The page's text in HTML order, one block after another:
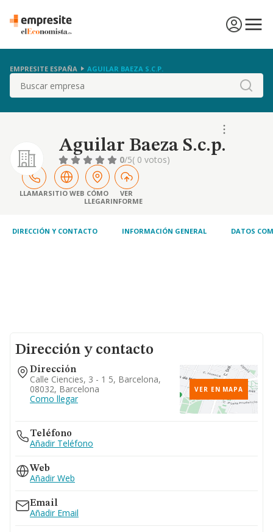
EMPRESITE ESPAÑA AGUILAR BAEZA S.C.P.
Buscar
Aguilar Baeza S.c.p.
0/5( 0 votos)
LLAMARSITIO WEB CÓMO
LLEGAR
VER
INFORME
DIRECCIÓN Y CONTACTO INFORMACIÓN GENERAL DATOS
Dirección y contacto
Dirección
Calle Ciencies, 3 - 1 5, Barcelona,
08032, Barcelona
Como llegar
VER EN MAPA
Teléfono
Añadir Teléfono
Web
Añadir Web
Email
Añadir Email